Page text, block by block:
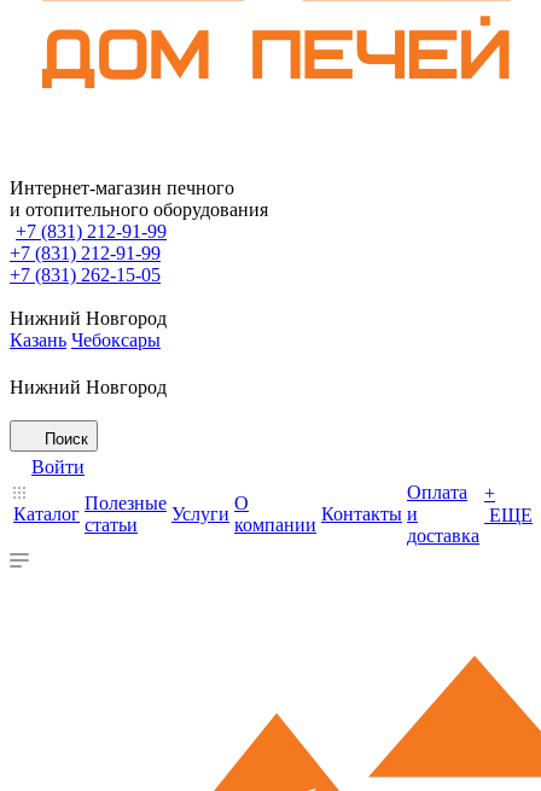
Интернет-магазин печного
и отопительного оборудования
+7 (831) 212-91-99
+7 (831) 212-91-99
+7 (831) 262-15-05
Нижний Новгород
Казань Чебоксары
Нижний Новгород
Поиск
Войти
Каталог
Полезные
статьи
Услуги
О
компании
Контакты
Оплата
и
доставка
+
ЕЩЕ